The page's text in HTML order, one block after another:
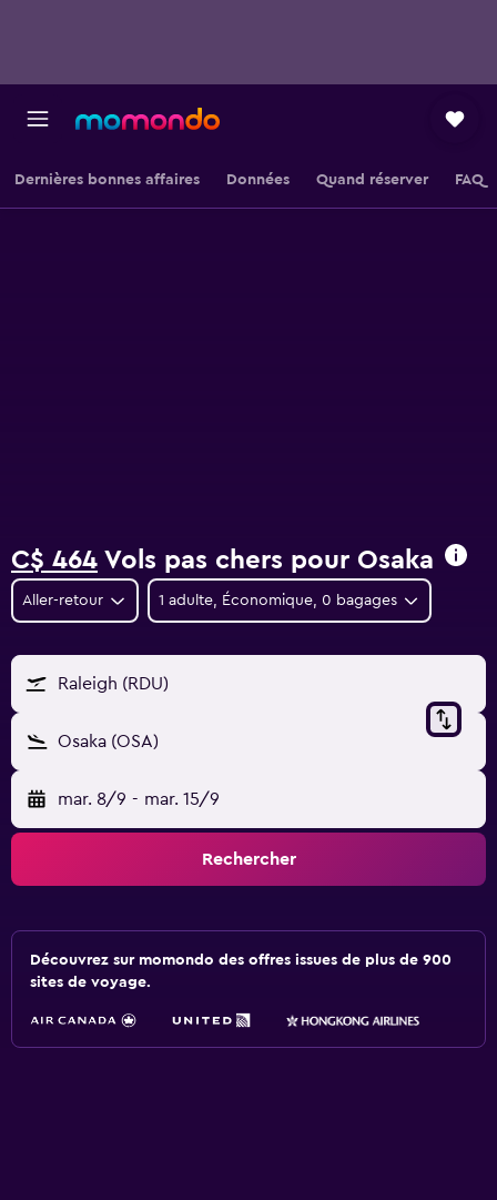
Dernières bonnes affaires Données Quand réserver FAQ
C$ 464 Vols pas chers pour Osaka
Aller-retour 1 adulte, Économique, 0 bagages
Raleigh (RDU)
Osaka (OSA)
mar. 8/9 - mar. 15/9
Rechercher
Découvrez sur momondo des offres issues de plus de 900
sites de voyage.